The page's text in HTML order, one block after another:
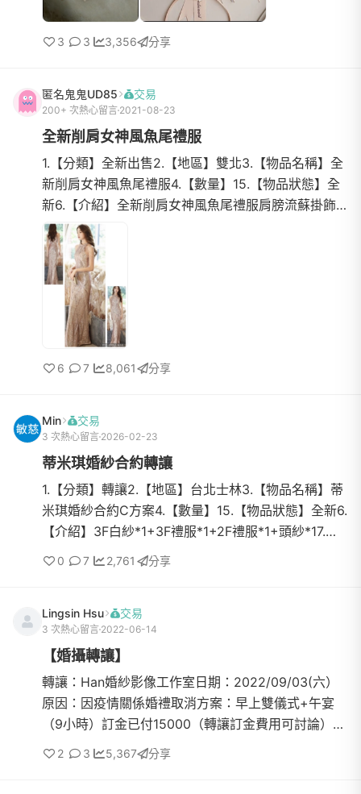
3 3 3,356 分享
匿名鬼鬼UD85 交易
200+ 次熱心留言 2021-08-23
全新削肩女神風魚尾禮服
1.【分類】全新出售2.【地區】雙北3.【物品名稱】全
新削肩女神風魚尾禮服4.【數量】15.【物品狀態】全
新6.【介紹】全新削肩女神風魚尾禮服肩膀流蘇掛飾
華麗又可修飾手臂衣服V形線條拉長身體比例更顯瘦拍
婚紗、宴客都...
6 7 8,061 分享
Min 交易
3 次熱心留言 2026-02-23
蒂米琪婚紗合約轉讓
1.【分類】轉讓2.【地區】台北士林3.【物品名稱】蒂
米琪婚紗合約C方案4.【數量】15.【物品狀態】全新6.
【介紹】3F白紗*1+3F禮服*1+2F禮服*1+頭紗*17.
【價格】C方案原價$76800，當訂+折扣後$598008.
0 7 2,761 分享
Lingsin Hsu 交易
3 次熱心留言 2022-06-14
【婚攝轉讓】
轉讓：Han婚紗影像工作室日期：2022/09/03(六）
原因：因疫情關係婚禮取消方案：早上雙儀式+午宴
（9小時）訂金已付15000（轉讓訂金費用可討論）網
站https://han-image.tw/?
2 3 5,367 分享